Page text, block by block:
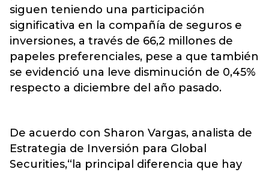
siguen teniendo una participación
significativa en la compañía de seguros e
inversiones, a través de 66,2 millones de
papeles preferenciales, pese a que también
se evidenció una leve disminución de 0,45%
respecto a diciembre del año pasado.
De acuerdo con Sharon Vargas, analista de
Estrategia de Inversión para Global
Securities,“la principal diferencia que hay